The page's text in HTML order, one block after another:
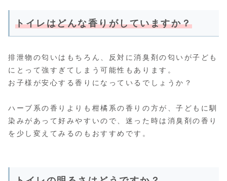
トイレはどんな香りがしていますか？
排泄物の匂いはもちろん、反対に消臭剤の匂いが子ども
にとって強すぎてしまう可能性もあります。
お子様が安心する香りになっているでしょうか？
ハーブ系の香りよりも柑橘系の香りの方が、子どもに馴
染みがあって好みやすいので、迷った時は消臭剤の香り
を少し変えてみるのもおすすめです。